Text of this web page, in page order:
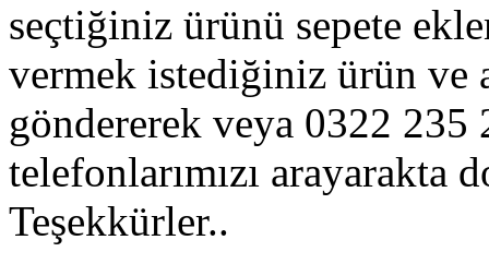
seçtiğiniz ürünü sepete
vermek istediğiniz ürün
göndererek veya 0322 235
telefonlarımızı
Teşekkürler..